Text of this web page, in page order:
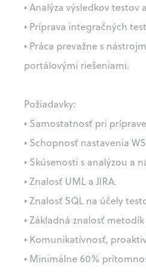
• Analýza výsledkov
• Príprava integračných
• Práca prevažne s
portálovými riešeniami.
Požiadavky:
• Samostatnosť pri
• Schopnosť nastavenia
• Skúsenosti s analýzou a
• Znalosť UML a JIRA.
• Znalosť SQL na účely
• Základná znalosť
• Komunikatívnosť,
• Minimálne 60%